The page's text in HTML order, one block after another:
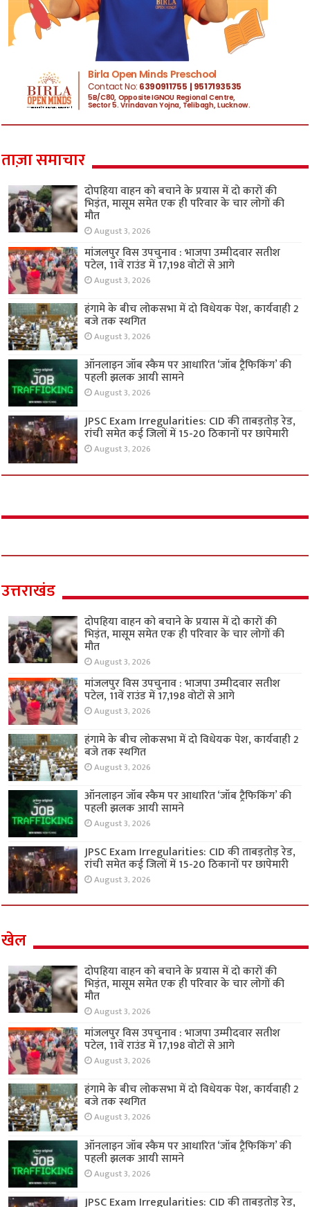
ताज़ा समाचार
दोपहिया वाहन को बचाने के प्रयास में दो कारों की
भिड़ंत, मासूम समेत एक ही परिवार के चार लोगों की
मौत
August 3, 2026
मांजलपुर विस उपचुनाव : भाजपा उम्मीदवार सतीश
पटेल, 11वें राउंड में 17,198 वोटों से आगे
August 3, 2026
हंगामे के बीच लोकसभा में दो विधेयक पेश, कार्यवाही 2
बजे तक स्थगित
August 3, 2026
ऑनलाइन जॉब स्कैम पर आधारित ‘जॉब ट्रैफिकिंग’ की
पहली झलक आयी सामने
August 3, 2026
JPSC Exam Irregularities: CID की ताबड़तोड़ रेड,
रांची समेत कई जिलों में 15-20 ठिकानों पर छापेमारी
August 3, 2026
उत्तराखंड
दोपहिया वाहन को बचाने के प्रयास में दो कारों की
भिड़ंत, मासूम समेत एक ही परिवार के चार लोगों की
मौत
August 3, 2026
मांजलपुर विस उपचुनाव : भाजपा उम्मीदवार सतीश
पटेल, 11वें राउंड में 17,198 वोटों से आगे
August 3, 2026
हंगामे के बीच लोकसभा में दो विधेयक पेश, कार्यवाही 2
बजे तक स्थगित
August 3, 2026
ऑनलाइन जॉब स्कैम पर आधारित ‘जॉब ट्रैफिकिंग’ की
पहली झलक आयी सामने
August 3, 2026
JPSC Exam Irregularities: CID की ताबड़तोड़ रेड,
रांची समेत कई जिलों में 15-20 ठिकानों पर छापेमारी
August 3, 2026
खेल
दोपहिया वाहन को बचाने के प्रयास में दो कारों की
भिड़ंत, मासूम समेत एक ही परिवार के चार लोगों की
मौत
August 3, 2026
मांजलपुर विस उपचुनाव : भाजपा उम्मीदवार सतीश
पटेल, 11वें राउंड में 17,198 वोटों से आगे
August 3, 2026
हंगामे के बीच लोकसभा में दो विधेयक पेश, कार्यवाही 2
बजे तक स्थगित
August 3, 2026
ऑनलाइन जॉब स्कैम पर आधारित ‘जॉब ट्रैफिकिंग’ की
पहली झलक आयी सामने
August 3, 2026
JPSC Exam Irregularities: CID की ताबड़तोड़ रेड,